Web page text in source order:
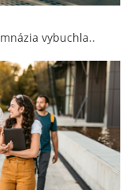
vybuchla..